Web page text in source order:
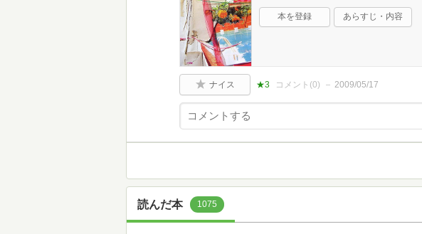
本を登録 あらすじ・内容
ナイス ★3 コメント(0) 2009/05/17
読んだ本 1075